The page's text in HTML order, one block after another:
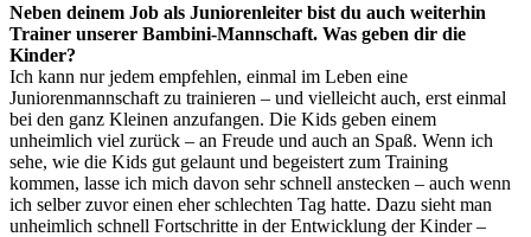
Neben deinem Job als Juniorenleiter bist du auch weiterhin
Trainer unserer Bambini-Mannschaft. Was geben dir die
Kinder?
Ich kann nur jedem empfehlen, einmal im Leben eine
Juniorenmannschaft zu trainieren – und vielleicht auch, erst einmal
bei den ganz Kleinen anzufangen. Die Kids geben einem
unheimlich viel zurück – an Freude und auch an Spaß. Wenn ich
sehe, wie die Kids gut gelaunt und begeistert zum Training
kommen, lasse ich mich davon sehr schnell anstecken – auch wenn
ich selber zuvor einen eher schlechten Tag hatte. Dazu sieht man
unheimlich schnell Fortschritte in der Entwicklung der Kinder –